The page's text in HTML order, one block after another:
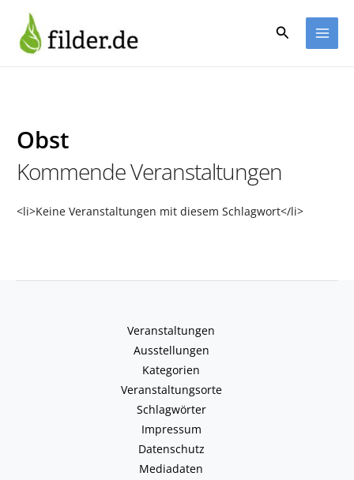
Inhalt
springen
Suchen
Obst
Kommende Veranstaltungen
<li>Keine Veranstaltungen mit diesem Schlagwort</li>
Veranstaltungen
Ausstellungen
Kategorien
Veranstaltungsorte
Schlagwörter
Impressum
Datenschutz
Mediadaten